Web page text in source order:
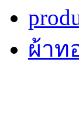
ผ้าท